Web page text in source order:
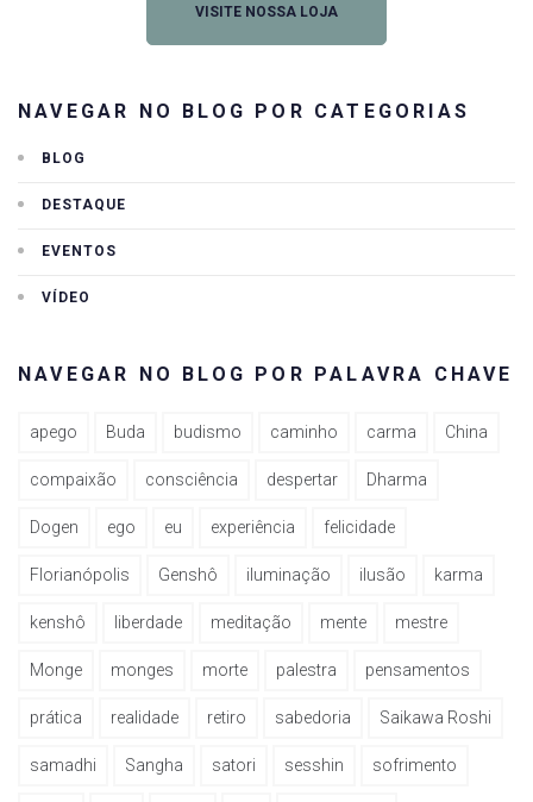
VISITE NOSSA LOJA
NAVEGAR NO BLOG POR CATEGORIAS
BLOG
DESTAQUE
EVENTOS
VÍDEO
NAVEGAR NO BLOG POR PALAVRA CHAVE
apego Buda budismo caminho carma China
compaixão consciência despertar Dharma
Dogen ego eu experiência felicidade
Florianópolis Genshô iluminação ilusão karma
kenshô liberdade meditação mente mestre
Monge monges morte palestra pensamentos
prática realidade retiro sabedoria Saikawa Roshi
samadhi Sangha satori sesshin sofrimento